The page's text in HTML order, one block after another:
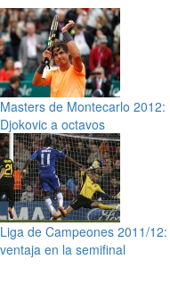
Masters de Montecarlo
Djokovic a octavos
Liga de Campeones 2011/
ventaja en la semifinal